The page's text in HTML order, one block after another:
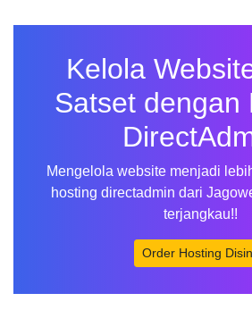
Kelola
Satset dengan
Mengelola website menjadi
hosting directadmin dari
terjangkau!!
Order Hosting